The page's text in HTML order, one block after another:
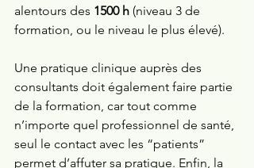
alentours des 1500 h (niveau 3 de
formation, ou le niveau le plus élevé).
Une pratique clinique auprès des
consultants doit également faire partie
de la formation, car tout comme
n’importe quel professionnel de santé,
seul le contact avec les “patients”
permet d’affuter sa pratique. Enfin, la